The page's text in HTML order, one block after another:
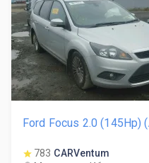
Ford Focus 2.0 (145Hp)
783 CARVentum